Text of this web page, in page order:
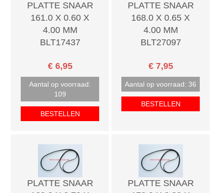
PLATTE SNAAR
161.0 X 0.60 X
4.00 MM
BLT17437
€ 6,95
Aantal op voorraad:
109
BESTELLEN
PLATTE SNAAR
168.0 X 0.65 X
4.00 MM
BLT27097
€ 7,95
Aantal op voorraad: 36
BESTELLEN
PLATTE SNAAR
PLATTE SNAAR